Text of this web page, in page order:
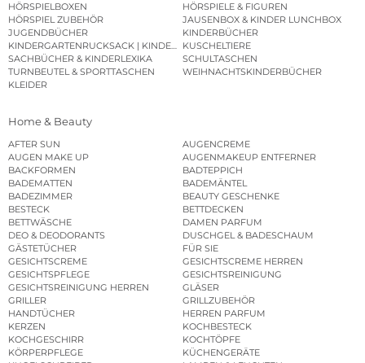
HÖRSPIELBOXEN
HÖRSPIELE & FIGUREN
HÖRSPIEL ZUBEHÖR
JAUSENBOX & KINDER LUNCHBOX
JUGENDBÜCHER
KINDERBÜCHER
KINDERGARTENRUCKSACK | KINDERGARTENBEUTEL
KUSCHELTIERE
SACHBÜCHER & KINDERLEXIKA
SCHULTASCHEN
TURNBEUTEL & SPORTTASCHEN
WEIHNACHTSKINDERBÜCHER
KLEIDER
Home & Beauty
AFTER SUN
AUGENCREME
AUGEN MAKE UP
AUGENMAKEUP ENTFERNER
BACKFORMEN
BADTEPPICH
BADEMATTEN
BADEMÄNTEL
BADEZIMMER
BEAUTY GESCHENKE
BESTECK
BETTDECKEN
BETTWÄSCHE
DAMEN PARFUM
DEO & DEODORANTS
DUSCHGEL & BADESCHAUM
GÄSTETÜCHER
FÜR SIE
GESICHTSCREME
GESICHTSCREME HERREN
GESICHTSPFLEGE
GESICHTSREINIGUNG
GESICHTSREINIGUNG HERREN
GLÄSER
GRILLER
GRILLZUBEHÖR
HANDTÜCHER
HERREN PARFUM
KERZEN
KOCHBESTECK
KOCHGESCHIRR
KOCHTÖPFE
KÖRPERPFLEGE
KÜCHENGERÄTE